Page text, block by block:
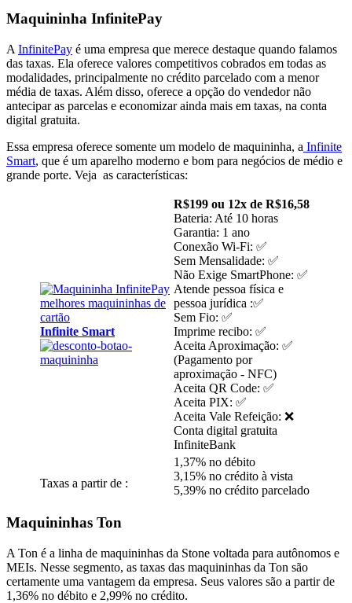
Maquininha InfinitePay
A InfinitePay é uma empresa que merece destaque quando falamos
das taxas. Ela oferece valores competitivos cobrados em todas as
modalidades, principalmente no crédito parcelado com a menor
média de taxas. Além disso, oferece a opção do vendedor não
antecipar as parcelas e economizar ainda mais em taxas, na conta
digital gratuita.
Essa empresa oferece somente um modelo de maquininha, a Infinite
Smart, que é um aparelho moderno e bom para negócios de médio e
grande porte. Veja as características:
Infinite Smart
R$199 ou 12x de R$16,58
Bateria: Até 10 horas
Garantia: 1 ano
Conexão Wi-Fi: ✅
Sem Mensalidade: ✅
Não Exige SmartPhone: ✅
Atende pessoa física e
pessoa jurídica :✅
Sem Fio: ✅
Imprime recibo: ✅
Aceita Aproximação: ✅
(Pagamento por
aproximação - NFC)
Aceita QR Code: ✅
Aceita PIX: ✅
Aceita Vale Refeição: ❌
Conta digital gratuita
InfiniteBank
Taxas a partir de :
1,37% no débito
3,15% no crédito à vista
5,39% no crédito parcelado
Maquininhas Ton
A Ton é a linha de maquininhas da Stone voltada para autônomos e
MEIs. Nesse segmento, as taxas das maquininhas da Ton são
certamente uma vantagem da empresa. Seus valores são a partir de
1,36% no débito e 2,99% no crédito.